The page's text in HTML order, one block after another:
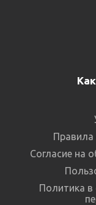
Правила
Согласие на
Политика